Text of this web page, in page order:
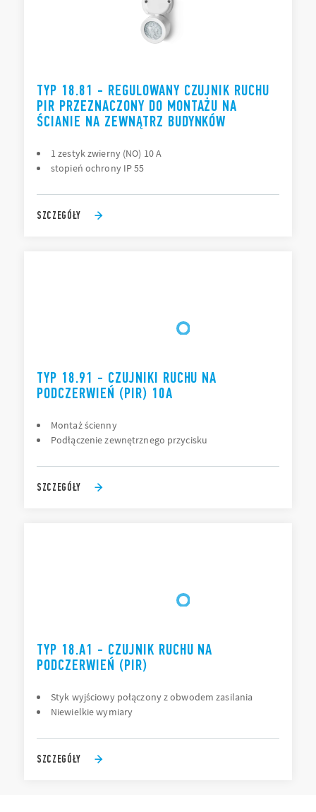
TYP 18.81 - REGULOWANY CZUJNIK RUCHU
PIR PRZEZNACZONY DO MONTAŻU NA
ŚCIANIE NA ZEWNĄTRZ BUDYNKÓW
1 zestyk zwierny (NO) 10 A
stopień ochrony IP 55
SZCZEGÓŁY
TYP 18.91 - CZUJNIKI RUCHU NA
PODCZERWIEŃ (PIR) 10A
Montaż ścienny
Podłączenie zewnętrznego przycisku
SZCZEGÓŁY
TYP 18.A1 - CZUJNIK RUCHU NA
PODCZERWIEŃ (PIR)
Styk wyjściowy połączony z obwodem zasilania
Niewielkie wymiary
SZCZEGÓŁY